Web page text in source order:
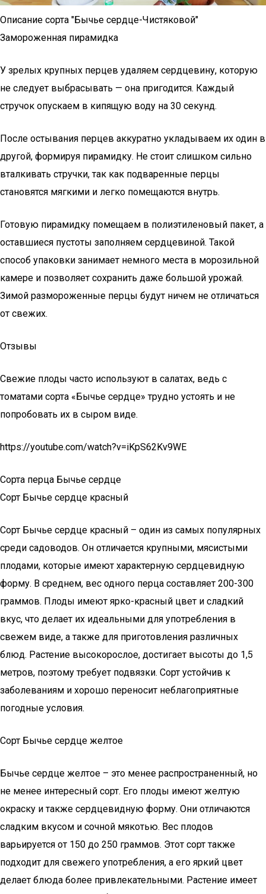
Описание сорта "Бычье сердце-Чистяковой"
Замороженная пирамидка
У зрелых крупных перцев удаляем сердцевину, которую
не следует выбрасывать — она пригодится. Каждый
стручок опускаем в кипящую воду на 30 секунд.
После остывания перцев аккуратно укладываем их один в
другой, формируя пирамидку. Не стоит слишком сильно
вталкивать стручки, так как подваренные перцы
становятся мягкими и легко помещаются внутрь.
Готовую пирамидку помещаем в полиэтиленовый пакет, а
оставшиеся пустоты заполняем сердцевиной. Такой
способ упаковки занимает немного места в морозильной
камере и позволяет сохранить даже большой урожай.
Зимой размороженные перцы будут ничем не отличаться
от свежих.
Отзывы
Свежие плоды часто используют в салатах, ведь с
томатами сорта «Бычье сердце» трудно устоять и не
попробовать их в сыром виде.
https://youtube.com/watch?v=iKpS62Kv9WE
Сорта перца Бычье сердце
Сорт Бычье сердце красный
Сорт Бычье сердце красный – один из самых популярных
среди садоводов. Он отличается крупными, мясистыми
плодами, которые имеют характерную сердцевидную
форму. В среднем, вес одного перца составляет 200-300
граммов. Плоды имеют ярко-красный цвет и сладкий
вкус, что делает их идеальными для употребления в
свежем виде, а также для приготовления различных
блюд. Растение высокорослое, достигает высоты до 1,5
метров, поэтому требует подвязки. Сорт устойчив к
заболеваниям и хорошо переносит неблагоприятные
погодные условия.
Сорт Бычье сердце желтое
Бычье сердце желтое – это менее распространенный, но
не менее интересный сорт. Его плоды имеют желтую
окраску и также сердцевидную форму. Они отличаются
сладким вкусом и сочной мякотью. Вес плодов
варьируется от 150 до 250 граммов. Этот сорт также
подходит для свежего употребления, а его яркий цвет
делает блюда более привлекательными. Растение имеет